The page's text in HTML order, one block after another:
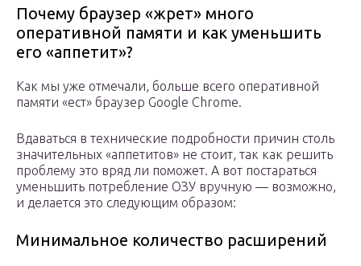
Почему браузер «жрет» много
оперативной памяти и как уменьшить
его «аппетит»?
Как мы уже отмечали, больше всего оперативной
памяти «ест» браузер Google Chrome.
Вдаваться в технические подробности причин столь
значительных «аппетитов» не стоит, так как решить
проблему это вряд ли поможет. А вот постараться
уменьшить потребление ОЗУ вручную — возможно,
и делается это следующим образом:
Минимальное количество расширений